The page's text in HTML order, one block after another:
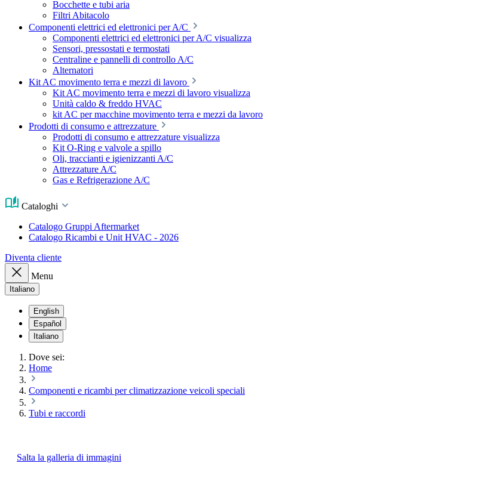
Bocchette e tubi aria
Filtri Abitacolo
Componenti elettrici ed elettronici per A/C
Componenti elettrici ed elettronici per A/C visualizza
Sensori, pressostati e termostati
Centraline e pannelli di controllo A/C
Alternatori
Kit AC movimento terra e mezzi di lavoro
Kit AC movimento terra e mezzi di lavoro visualizza
Unità caldo & freddo HVAC
kit AC per macchine movimento terra e mezzi da lavoro
Prodotti di consumo e attrezzature
Prodotti di consumo e attrezzature visualizza
Kit O-Ring e valvole a spillo
Oli, traccianti e igienizzanti A/C
Attrezzature A/C
Gas e Refrigerazione A/C
Cataloghi
Catalogo Gruppi Aftermarket
Catalogo Ricambi e Unit HVAC - 2026
Diventa cliente
Menu
Italiano
English
Español
Italiano
Dove sei:
Home
Componenti e ricambi per climatizzazione veicoli speciali
Tubi e raccordi
Salta la galleria di immagini